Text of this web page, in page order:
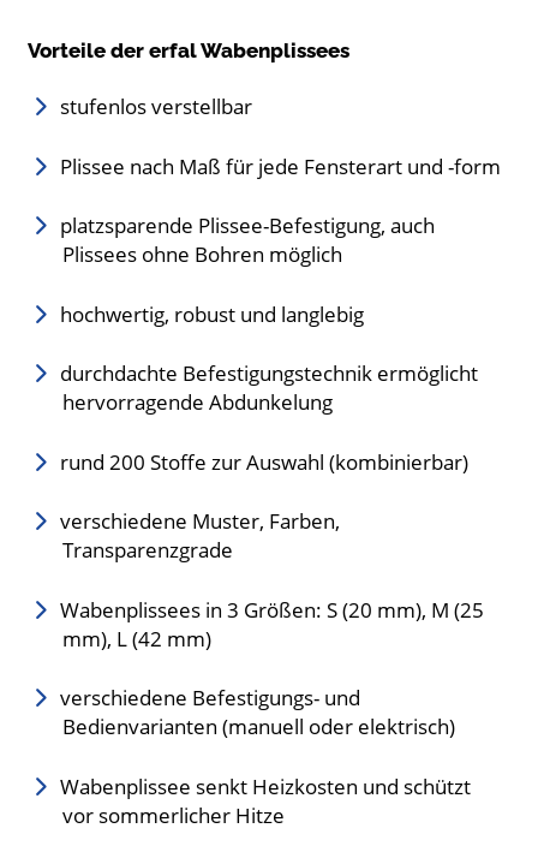
Vorteile der erfal Wabenplissees
stufenlos verstellbar
Plissee nach Maß für jede Fensterart und -form
platzsparende Plissee-Befestigung, auch
Plissees ohne Bohren möglich
hochwertig, robust und langlebig
durchdachte Befestigungstechnik ermöglicht
hervorragende Abdunkelung
rund 200 Stoffe zur Auswahl (kombinierbar)
verschiedene Muster, Farben,
Transparenzgrade
Wabenplissees in 3 Größen: S (20 mm), M (25
mm), L (42 mm)
verschiedene Befestigungs- und
Bedienvarianten (manuell oder elektrisch)
Wabenplissee senkt Heizkosten und schützt
vor sommerlicher Hitze